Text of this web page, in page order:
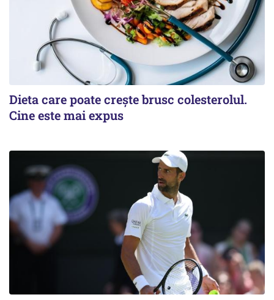
Dieta care poate crește brusc colesterolul.
Cine este mai expus